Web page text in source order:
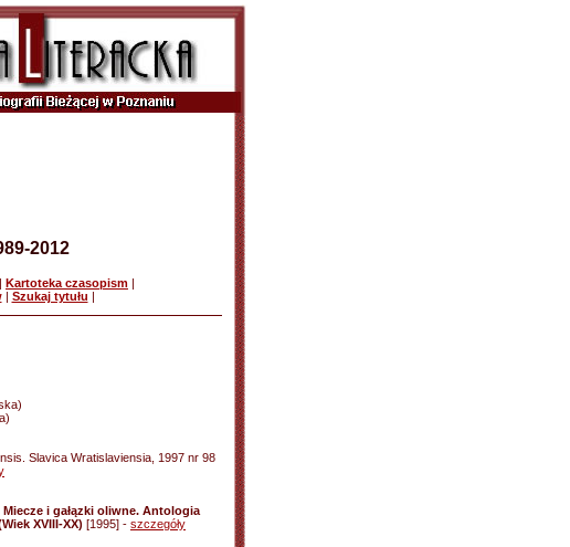
2012
| Kartoteka czasopism |
| Szukaj tytułu |
Slavica Wratislaviensia, 1997 nr 98
Miecze i gałązki oliwne. Antologia
XVIII-XX) [1995] - szczegóły